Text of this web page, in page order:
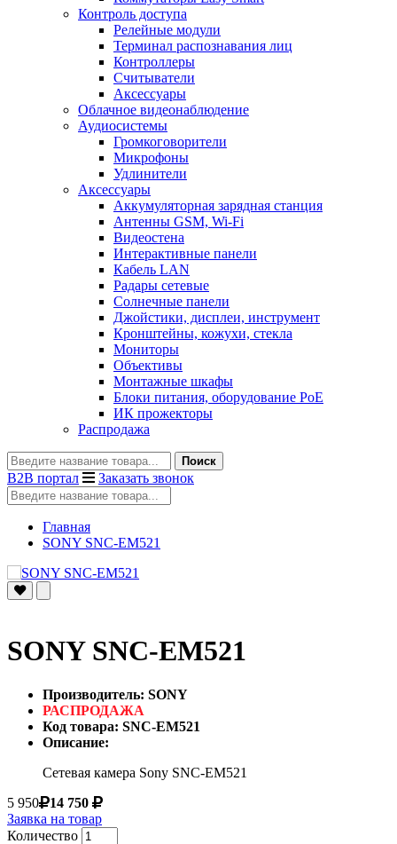
Контроль доступа
Релейные модули
Терминал распознавания лиц
Контроллеры
Считыватели
Аксессуары
Облачное видеонаблюдение
Аудиосистемы
Громкоговорители
Микрофоны
Удлинители
Аксессуары
Аккумуляторная зарядная станция
Антенны GSM, Wi-Fi
Видеостена
Интерактивные панели
Кабель LAN
Радары сетевые
Солнечные панели
Джойстики, дисплеи, инструмент
Кронштейны, кожухи, стекла
Мониторы
Объективы
Монтажные шкафы
Блоки питания, оборудование PoE
ИК прожекторы
Распродажа
Поиск
B2B портал Заказать звонок
Главная
SONY SNC-EM521
SONY SNC-EM521
Производитель: SONY
РАСПРОДАЖА
Код товара: SNC-EM521
Описание:
Сетевая камера Sony SNC-EM521
5 950
14 750
Заявка на товар
Количество